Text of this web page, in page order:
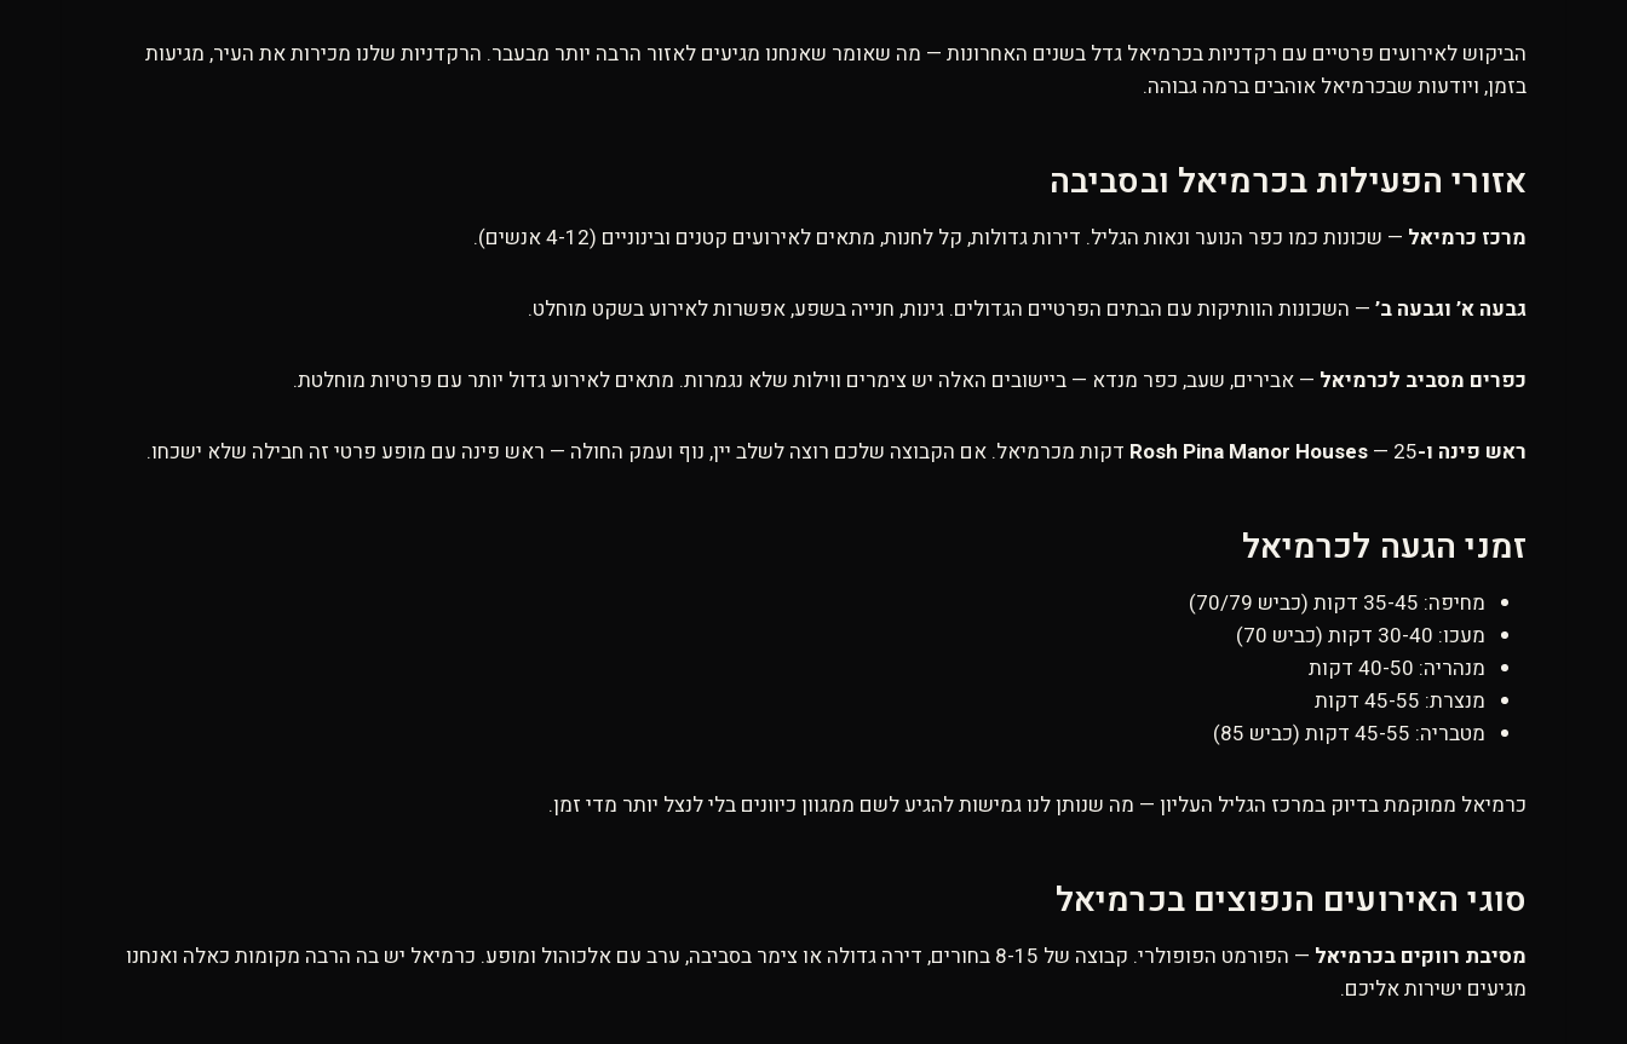
הביקוש לאירועים פרטיים עם רקדניות בכרמיאל גדל בשנים האחרונות — מה שאומר שאנחנו מגיעים לאזור הרבה יותר מבעבר. הרקדניות שלנו מכירות את העיר, מגיעות
בזמן, ויודעות שבכרמיאל אוהבים ברמה גבוהה.
אזורי הפעילות בכרמיאל ובסביבה
מרכז כרמיאל — שכונות כמו כפר הנוער ונאות הגליל. דירות גדולות, קל לחנות, מתאים לאירועים קטנים ובינוניים (4-12 אנשים).
גבעה א’ וגבעה ב’ — השכונות הוותיקות עם הבתים הפרטיים הגדולים. גינות, חנייה בשפע, אפשרות לאירוע בשקט מוחלט.
כפרים מסביב לכרמיאל — אבירים, שעב, כפר מנדא — ביישובים האלה יש צימרים ווילות שלא נגמרות. מתאים לאירוע גדול יותר עם פרטיות מוחלטת.
ראש פינה ו-Rosh Pina Manor Houses— 25 דקות מכרמיאל. אם הקבוצה שלכם רוצה לשלב יין, נוף ועמק החולה — ראש פינה עם מופע פרטי זה חבילה שלא ישכחו.
זמני הגעה לכרמיאל
מחיפה: 35-45 דקות (כביש 70/79)
מעכו: 30-40 דקות (כביש 70)
מנהריה: 40-50 דקות
מנצרת: 45-55 דקות
מטבריה: 45-55 דקות (כביש 85)
כרמיאל ממוקמת בדיוק במרכז הגליל העליון — מה שנותן לנו גמישות להגיע לשם ממגוון כיוונים בלי לנצל יותר מדי זמן.
סוגי האירועים הנפוצים בכרמיאל
מסיבת רווקים בכרמיאל
— הפורמט הפופולרי. קבוצה של 8-15 בחורים, דירה גדולה או צימר בסביבה, ערב עם אלכוהול ומופע. כרמיאל יש בה הרבה מקומות כאלה ואנחנו
מגיעים ישירות אליכם.